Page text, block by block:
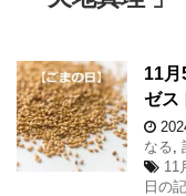
11月
ゼス
なる
11
日の